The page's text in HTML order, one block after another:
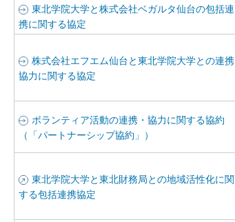
東北学院大学と株式会社ベガルタ仙台の包括連
携に関する協定
株式会社エフエム仙台と東北学院大学との連携
協力に関する協定
ボランティア活動の連携・協力に関する協約
（「パートナーシップ協約」）
東北学院大学と東北財務局との地域活性化に関
する包括連携協定